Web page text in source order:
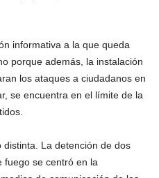
informativa a la que queda
porque además, la instalación
los ataques a ciudadanos en
se encuentra en el límite de la
La detención de dos
fuego se centró en la